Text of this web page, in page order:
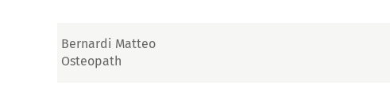
Bernardi Matteo
Osteopath